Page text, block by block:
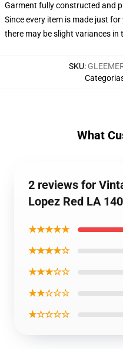
Garment fully constructed and
Since every item is made just
there may be slight variances in
SKU:
What
2 reviews for
Lopez Red LA
★★★★★
★★★★☆
★★★☆☆
★★☆☆☆
★☆☆☆☆